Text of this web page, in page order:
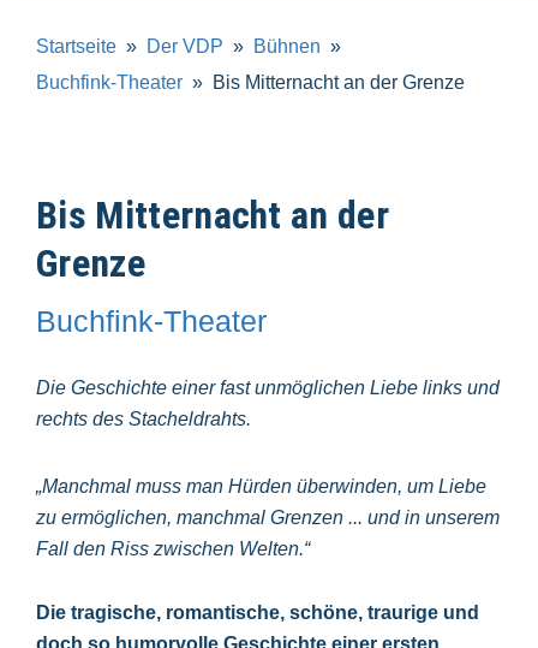
Startseite Der VDP
Bühnen
Buchfink-Theater
Bis Mitternacht an der Grenze
Bis Mitternacht an der
Grenze
Buchfink-Theater
Die Geschichte einer fast unmöglichen Liebe links und
rechts des Stacheldrahts.
„Manchmal muss man Hürden überwinden, um Liebe
zu ermöglichen, manchmal Grenzen ... und in unserem
Fall den Riss zwischen Welten.“
Die tragische, romantische, schöne, traurige und
doch so humorvolle Geschichte einer ersten